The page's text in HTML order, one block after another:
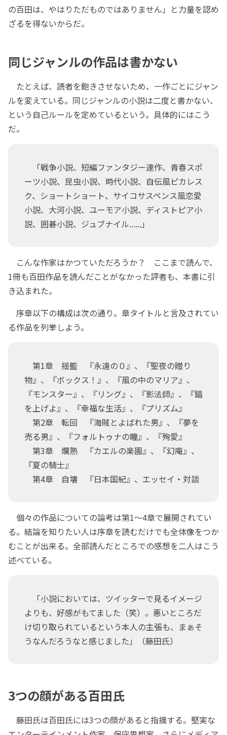
の百田は、やはりただものではありません」と力量を認め
ざるを得ないからだ。
同じジャンルの作品は書かない
たとえば、読者を飽きさせないため、一作ごとにジャン
ルを変えている。同じジャンルの小説は二度と書かない、
という自己ルールを定めているという。具体的にはこう
だ。
「戦争小説、短編ファンタジー連作、青春スポ
ーツ小説、昆虫小説、時代小説、自伝風ピカレス
ク、ショートショート、サイコサスペンス風恋愛
小説、大河小説、ユーモア小説、ディストピア小
説、囲碁小説、ジュブナイル......」
こんな作家はかつていただろうか？ ここまで読んで、
1冊も百田作品を読んだことがなかった評者も、本書に引
き込まれた。
序章以下の構成は次の通り。章タイトルと言及されてい
る作品を列挙しよう。
第1章 揺籃 『永遠の０』、『聖夜の贈り
物』、『ボックス！』、『風の中のマリア』、
『モンスター』、『リング』、『影法師』、『錨
を上げよ』、『幸福な生活』、『プリズム』
第2章 転回 『海賊とよばれた男』、『夢を
売る男』、『フォルトゥナの瞳』、『殉愛』
第3章 爛熟 『カエルの楽園』、『幻庵』、
『夏の騎士』
第4章 自壊 『日本国紀』、エッセイ・対談
個々の作品についての論考は第1～4章で展開されてい
る。結論を知りたい人は序章を読むだけでも全体像をつか
むことが出来る。全部読んだところでの感想を二人はこう
述べている。
「小説においては、ツイッターで見るイメージ
よりも、好感がもてました（笑）。悪いところだ
け切り取られているという本人の主張も、まぁそ
うなんだろうなと感じました」（藤田氏）
3つの顔がある百田氏
藤田氏は百田氏には3つの顔があると指摘する。堅実な